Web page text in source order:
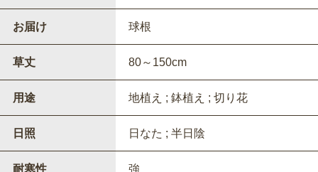
お届け 球根
草丈 80～150cm
用途 地植え ; 鉢植え ; 切り花
日照 日なた ; 半日陰
耐寒性 強